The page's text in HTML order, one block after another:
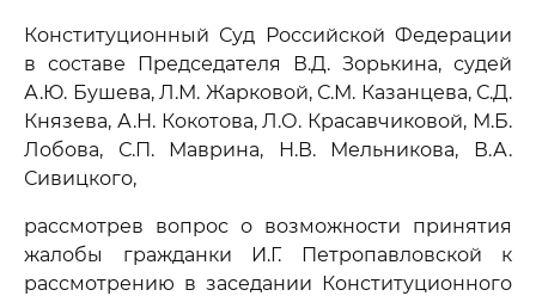
Конституционный Суд Российской Федерации
в составе Председателя В.Д. Зорькина, судей
А.Ю. Бушева, Л.М. Жарковой, С.М. Казанцева, С.Д.
Князева, А.Н. Кокотова, Л.О. Красавчиковой, М.Б.
Лобова, С.П. Маврина, Н.В. Мельникова, В.А.
Сивицкого,
рассмотрев вопрос о возможности принятия
жалобы гражданки И.Г. Петропавловской к
рассмотрению в заседании Конституционного